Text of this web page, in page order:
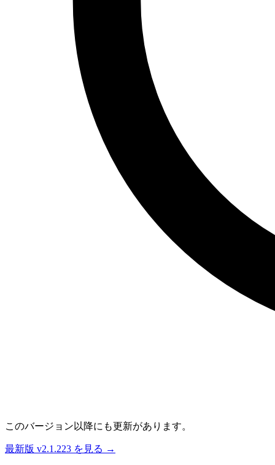
このバージョン以降にも更新があります。
最新版 v2.1.223 を見る →